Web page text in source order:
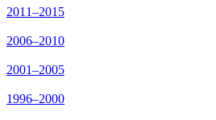
2011–2015
2006–2010
2001–2005
1996–2000